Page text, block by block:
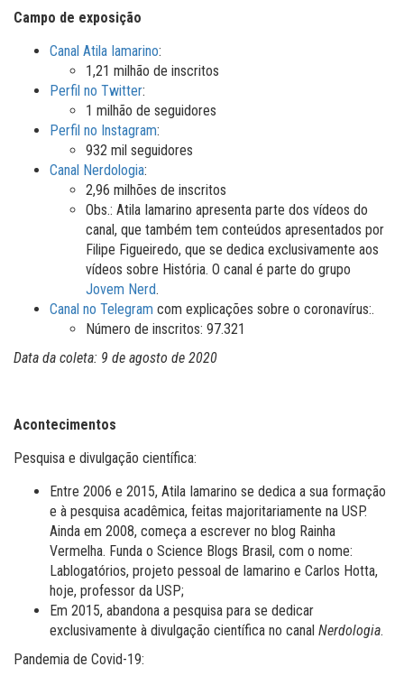
Campo de exposição
Canal Atila Iamarino:
1,21 milhão de inscritos
Perfil no Twitter:
1 milhão de seguidores
Perfil no Instagram:
932 mil seguidores
Canal Nerdologia:
2,96 milhões de inscritos
Obs.: Atila Iamarino apresenta parte dos vídeos do
canal, que também tem conteúdos apresentados por
Filipe Figueiredo, que se dedica exclusivamente aos
vídeos sobre História. O canal é parte do grupo
Jovem Nerd.
Canal no Telegram com explicações sobre o coronavírus:.
Número de inscritos: 97.321
Data da coleta: 9 de agosto de 2020
Acontecimentos
Pesquisa e divulgação científica:
Entre 2006 e 2015, Atila Iamarino se dedica a sua formação
e à pesquisa acadêmica, feitas majoritariamente na USP.
Ainda em 2008, começa a escrever no blog Rainha
Vermelha. Funda o Science Blogs Brasil, com o nome:
Lablogatórios, projeto pessoal de Iamarino e Carlos Hotta,
hoje, professor da USP;
Em 2015, abandona a pesquisa para se dedicar
exclusivamente à divulgação científica no canal Nerdologia.
Pandemia de Covid-19: